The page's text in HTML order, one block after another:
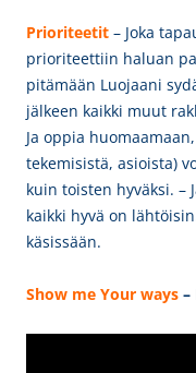
Prioriteetit – Joka
prioriteettiin haluan
pitämään Luojaani
jälkeen kaikki muut
Ja oppia
tekemisistä, asioista)
kuin toisten hyväksi. –
kaikki hyvä on
käsissään.
Show me Your ways –